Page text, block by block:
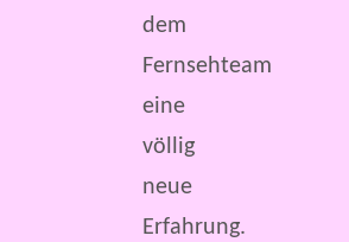
dem
Fernsehteam
eine
völlig
neue
Erfahrung.